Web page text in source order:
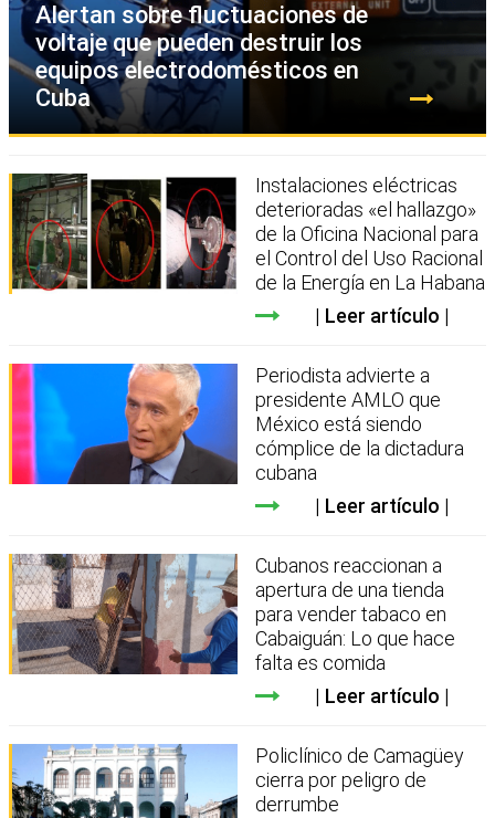
Alertan sobre fluctuaciones de
voltaje que pueden destruir los
equipos electrodomésticos en
Cuba
Instalaciones eléctricas
deterioradas «el hallazgo»
de la Oficina Nacional para
el Control del Uso Racional
de la Energía en La Habana
Leer artículo
Periodista advierte a
presidente AMLO que
México está siendo
cómplice de la dictadura
cubana
Leer artículo
Cubanos reaccionan a
apertura de una tienda
para vender tabaco en
Cabaiguán: Lo que hace
falta es comida
Leer artículo
Policlínico de Camagüey
cierra por peligro de
derrumbe